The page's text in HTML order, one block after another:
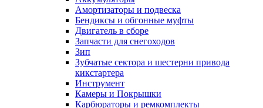
Амортизаторы и подвеска
Бендиксы и обгонные муфты
Двигатель в сборе
Запчасти для снегоходов
Зип
Зубчатые сектора и шестерни привода
кикстартера
Инструмент
Камеры и Покрышки
Карбюраторы и ремкомплекты